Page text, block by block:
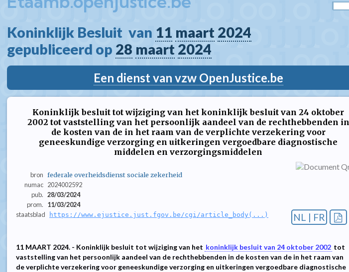
Koninklijk Besluit  van 11 maart 2024
gepubliceerd op 28 maart 2024
Een dienst van vzw OpenJustice.be
Koninklijk besluit tot wijziging van het koninklijk besluit van 24 oktober
2002 tot vaststelling van het persoonlijk aandeel van de rechthebbenden in
de kosten van de in het raam van de verplichte verzekering voor
geneeskundige verzorging en uitkeringen vergoedbare diagnostische
middelen en verzorgingsmiddelen
bron federale overheidsdienst sociale zekerheid
numac 2024002592
pub. 28/03/2024
prom.
11/03/2024
staatsblad
https://www.ejustice.just.fgov.be/cgi/article_body(...) NL | FR
11 MAART 2024. - Koninklijk besluit tot wijziging van het koninklijk besluit van 24 oktober 2002 tot
vaststelling van het persoonlijk aandeel van de rechthebbenden in de kosten van de in het raam van
de verplichte verzekering voor geneeskundige verzorging en uitkeringen vergoedbare diagnostische